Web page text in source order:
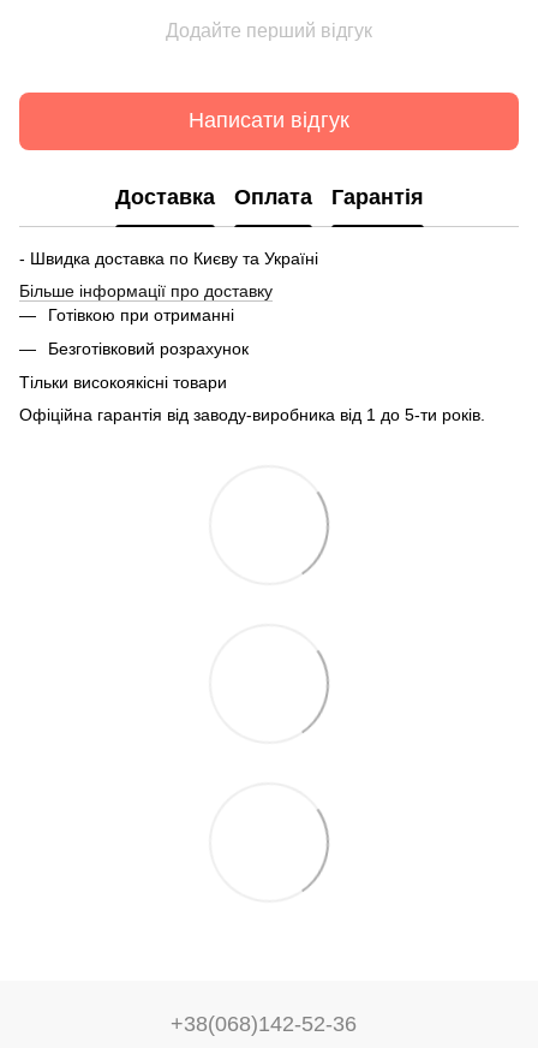
Додайте перший відгук
Написати відгук
Доставка Оплата Гарантія
- Швидка доставка по Києву та Україні
Більше інформації про доставку
Готівкою при отриманні
Безготівковий розрахунок
Тільки високоякісні товари
Офіційна гарантія від заводу-виробника від 1 до 5-ти років.
+38(068)142-52-36